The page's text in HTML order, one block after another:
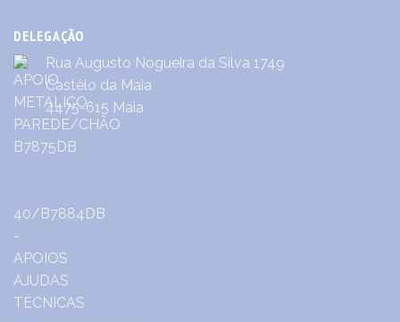
DELEGAÇÃO
Rua Augusto Nogueira da Silva 1749
Castêlo da Maia
4475-615 Maia